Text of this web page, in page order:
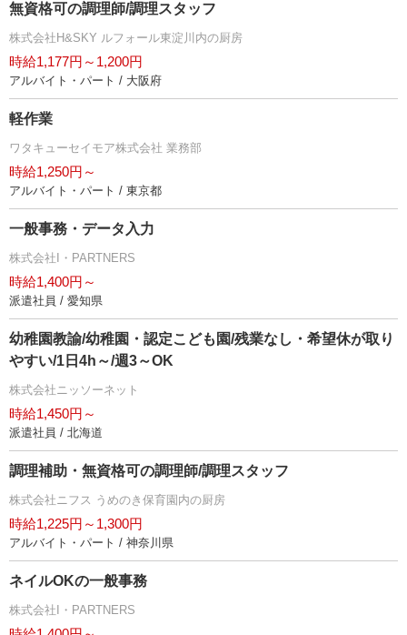
無資格可の調理師/調理スタッフ
株式会社H&SKY ルフォール東淀川内の厨房
時給1,177円～1,200円
アルバイト・パート / 大阪府
軽作業
ワタキューセイモア株式会社 業務部
時給1,250円～
アルバイト・パート / 東京都
一般事務・データ入力
株式会社I・PARTNERS
時給1,400円～
派遣社員 / 愛知県
幼稚園教諭/幼稚園・認定こども園/残業なし・希望休が取り
すい/1日4h～/週3～OK
株式会社ニッソーネット
時給1,450円～
派遣社員 / 北海道
調理補助・無資格可の調理師/調理スタッフ
株式会社ニフス うめのき保育園内の厨房
時給1,225円～1,300円
アルバイト・パート / 神奈川県
ネイルOKの一般事務
株式会社I・PARTNERS